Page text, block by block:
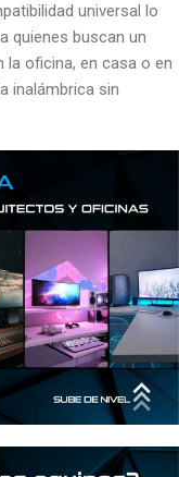
universal lo
quienes buscan un
la oficina, en casa o en
inalámbrica sin